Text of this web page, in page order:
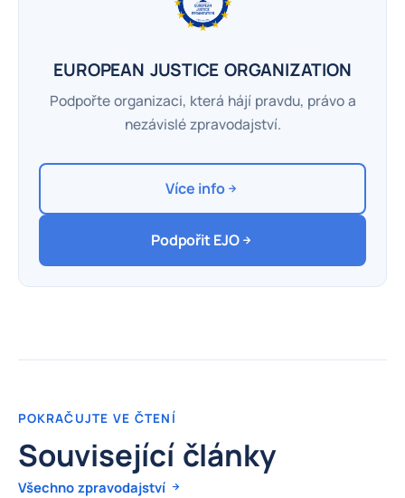
EUROPEAN JUSTICE ORGANIZATION
Podpořte organizaci, která hájí pravdu, právo a
nezávislé zpravodajství.
Více info
Podpořit EJO
POKRAČUJTE VE ČTENÍ
Související články
Všechno zpravodajství